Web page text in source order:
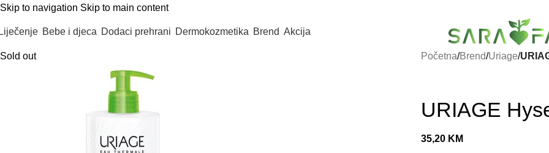
Skip to navigation Skip to main content
Bebe i djeca Dodaci prehrani Dermokozmetika Brend Akcija
Sold out Početna/Brend/Uriage/
URIAGE
35,20 KM